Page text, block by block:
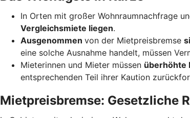
In Orten mit großer Wohnraumnachfrage
Vergleichsmiete liegen.
Ausgenommen von der Mietpreisbremse
eine solche Ausnahme handelt, müssen
Mieterinnen und Mieter müssen überhöhte
entsprechenden Teil ihrer Kaution
Mietpreisbremse: Gesetzliche